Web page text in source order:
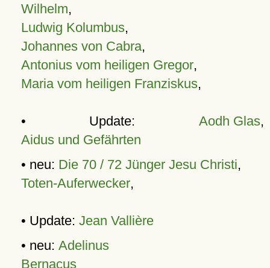
Wilhelm,
Ludwig Kolumbus,
Johannes von Cabra,
Antonius vom heiligen Gregor,
Maria vom heiligen Franziskus,
• Update: Aodh Glas,
Aidus und Gefährten
• neu: Die 70 / 72 Jünger Jesu Christi,
Toten-Auferwecker,
• Update: Jean Vallière
• neu: Adelinus
Bernacus